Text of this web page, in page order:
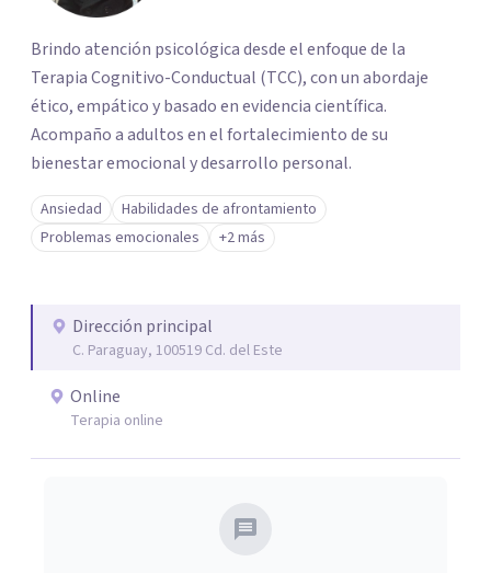
Brindo atención psicológica desde el enfoque de la
Terapia Cognitivo-Conductual (TCC), con un abordaje
ético, empático y basado en evidencia científica.
Acompaño a adultos en el fortalecimiento de su
bienestar emocional y desarrollo personal.
Ansiedad
Habilidades de afrontamiento
Problemas emocionales
+2 más
Dirección principal
C. Paraguay, 100519 Cd. del Este
Online
Terapia online